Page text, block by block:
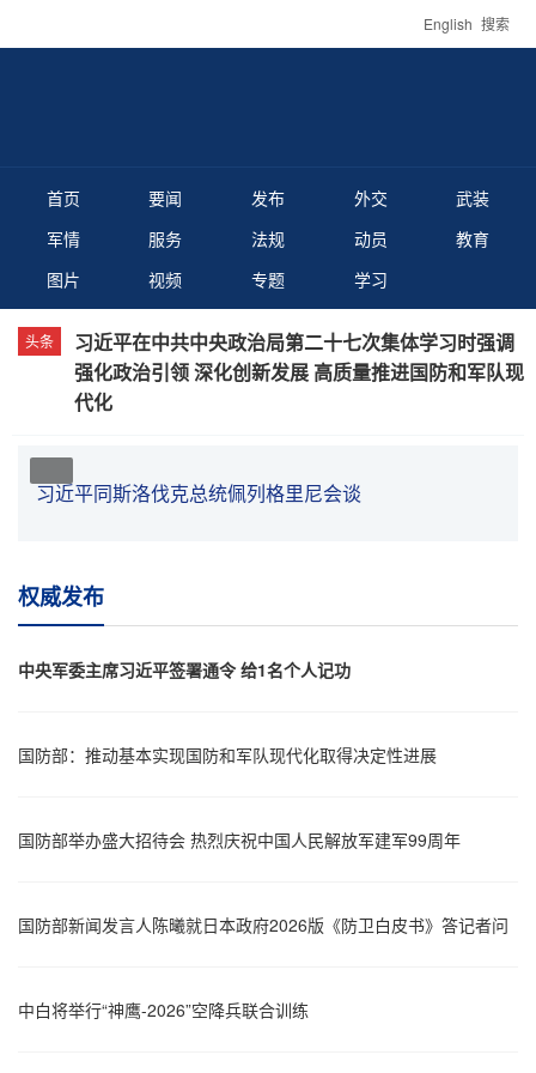
English 搜索
首页 要闻 发布 外交
武装
军情
服务 法规 动员
教育
图片
视频 专题 学习
习近平在中共中央政治局第二十七次集体学习时强调
强化政治引领 深化创新发展 高质量推进国防和军队现
代化
习近平同斯洛伐克总统佩列格里尼会谈
权威发布
中央军委主席习近平签署通令 给1名个人记功
国防部：推动基本实现国防和军队现代化取得决定性进展
国防部举办盛大招待会 热烈庆祝中国人民解放军建军99周年
国防部新闻发言人陈曦就日本政府2026版《防卫白皮书》答记者问
中白将举行“神鹰-2026”空降兵联合训练